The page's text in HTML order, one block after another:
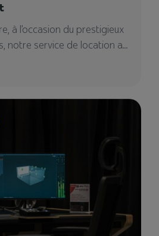
à l’occasion du prestigieux
notre service de location a...
éternel par Tadamm
141 de Videlio, une